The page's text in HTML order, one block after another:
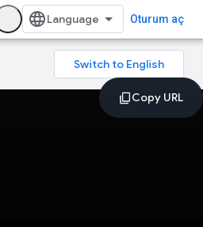
Oturum aç